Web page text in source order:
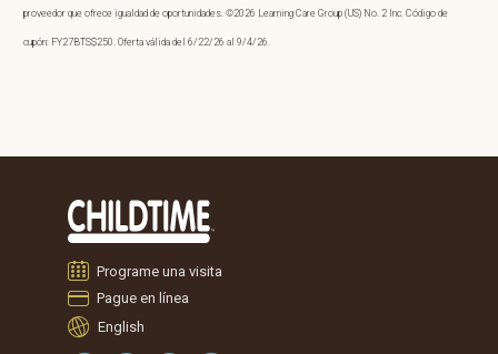
proveedor que ofrece igualdad de oportunidades. ©2026 Learning Care Group (US) No. 2 Inc. Código de
cupón: FY27BTS$250. Oferta válida del 6/22/26 al 9/4/26.
Programe una visita
Pague en línea
English